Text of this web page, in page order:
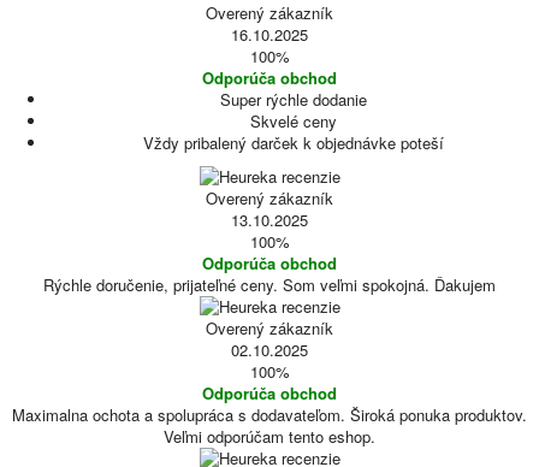
Overený zákazník
16.10.2025
100%
Odporúča obchod
Super rýchle dodanie
Skvelé ceny
Vždy pribalený darček k objednávke poteší
Overený zákazník
13.10.2025
100%
Odporúča obchod
Rýchle doručenie, prijateľné ceny. Som veľmi spokojná. Ďakujem
Overený zákazník
02.10.2025
100%
Odporúča obchod
Maximalna ochota a spolupráca s dodavateľom. Široká ponuka produktov.
Veľmi odporúčam tento eshop.